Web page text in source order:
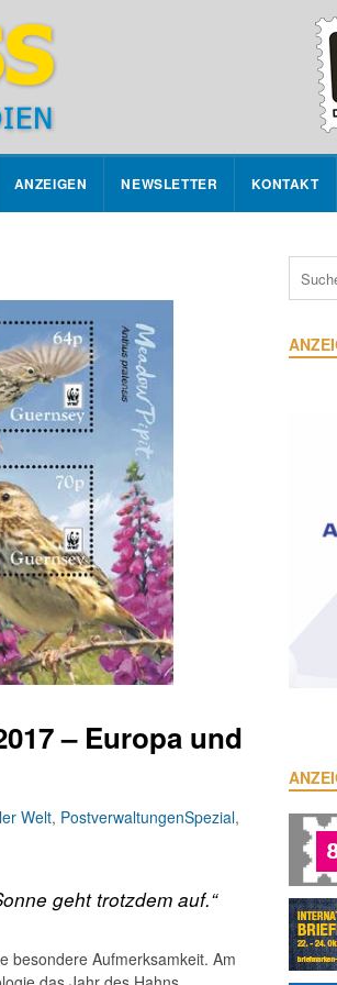
ANZEIGEN NEWSLETTER KONTAKT
– Europa und
Welt, PostverwaltungenSpezial,
geht trotzdem auf.“
besondere Aufmerksamkeit. Am